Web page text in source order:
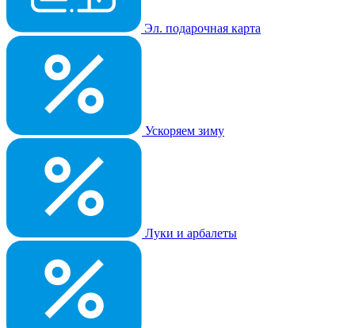
Эл. подарочная карта
Ускоряем зиму
Луки и арбалеты